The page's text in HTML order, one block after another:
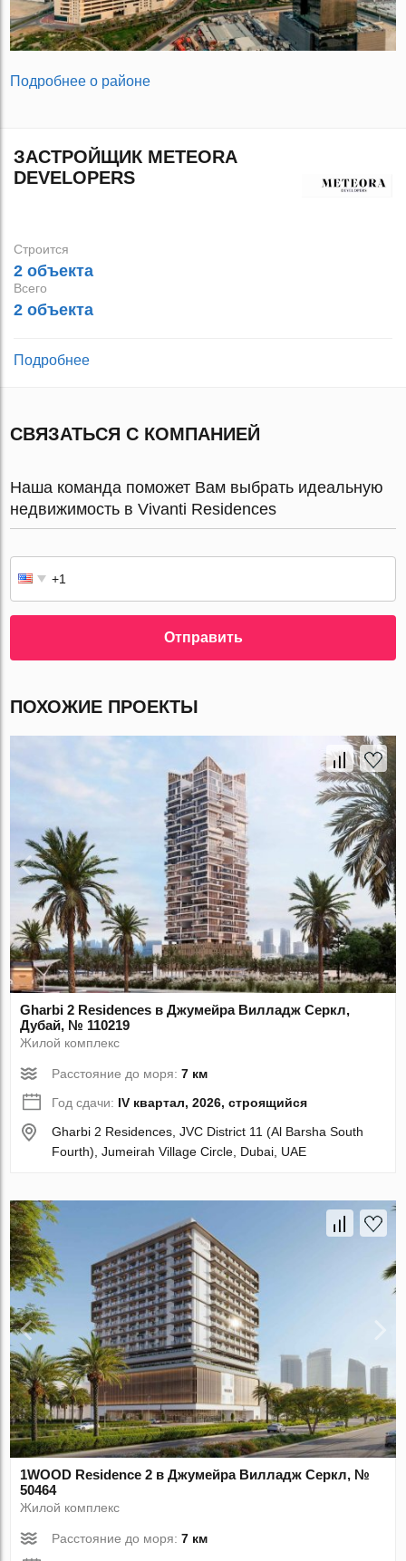
Подробнее о районе
ЗАСТРОЙЩИК METEORA
DEVELOPERS
Строится
2 объекта
Всего
2 объекта
Подробнее
СВЯЗАТЬСЯ С КОМПАНИЕЙ
Наша команда поможет Вам выбрать идеальную
недвижимость в Vivanti Residences
Отправить
ПОХОЖИЕ ПРОЕКТЫ
Gharbi 2 Residences в Джумейра Вилладж Серкл,
Дубай, № 110219
Жилой комплекс
Расстояние до моря:7 км
Год сдачи: IV квартал, 2026, строящийся
Gharbi 2 Residences, JVC District 11 (Al Barsha South
Fourth), Jumeirah Village Circle, Dubai, UAE
1WOOD Residence 2 в Джумейра Вилладж Серкл, №
50464
Жилой комплекс
Расстояние до моря:7 км